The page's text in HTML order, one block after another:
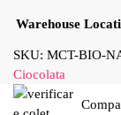
Warehouse
SKU: MCT-BIO-
Ciocolata